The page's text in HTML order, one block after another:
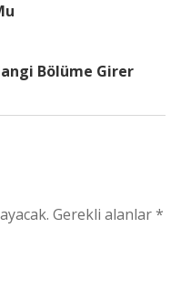
Bölüme Girer
Gerekli alanlar*